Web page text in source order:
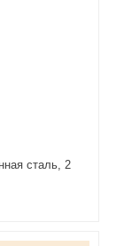
сталь, 2